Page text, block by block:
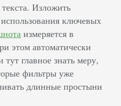
Изложить
ключевых
измеряется в
этом автоматически
главное знать меру,
фильтры уже
длинные простыни